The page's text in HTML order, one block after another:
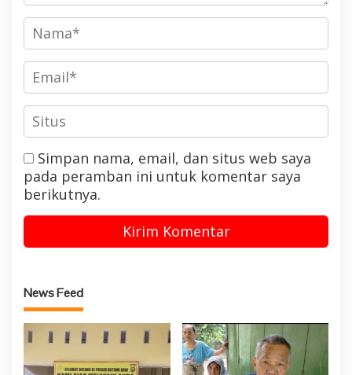
Simpan nama, email, dan situs web saya
pada peramban ini untuk komentar saya
berikutnya.
News Feed